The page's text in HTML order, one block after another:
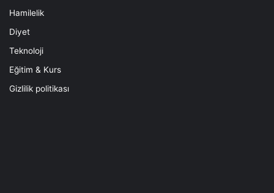
Hamilelik
Diyet
Teknoloji
Eğitim & Kurs
Gizlilik politikası